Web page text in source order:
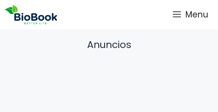
Saltar
Menu
Anuncios